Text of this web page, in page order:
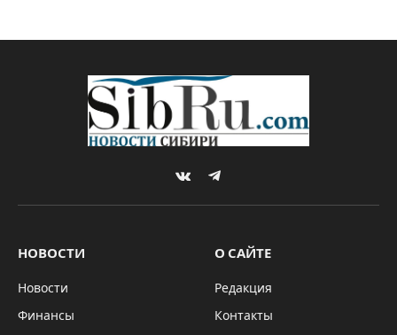
VKontakteTelegram
НОВОСТИ
Новости
Финансы
О САЙТЕ
Редакция
Контакты